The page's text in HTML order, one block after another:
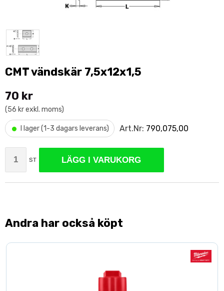
CMT vändskär 7,5x12x1,5
70 kr
(56 kr exkl. moms)
• I lager (1-3 dagars leverans) Art.Nr: 790,075,00
ST LÄGG I VARUKORG
Andra har också köpt